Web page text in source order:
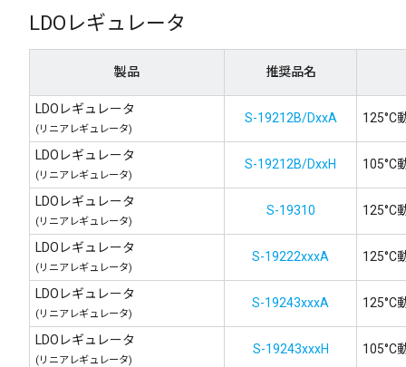
LDOレギュレータ
製品 推奨品名
LDOレギュレータ
(リニアレギュレータ)
S-19212B/DxxA 125°C
LDOレギュレータ
(リニアレギュレータ)
S-19212B/DxxH 105°C
LDOレギュレータ
(リニアレギュレータ)
S-19310 125°C
LDOレギュレータ
(リニアレギュレータ)
S-19222xxxA 125°C
LDOレギュレータ
(リニアレギュレータ)
S-19243xxxA 125°C
LDOレギュレータ
(リニアレギュレータ)
S-19243xxxH 105°C